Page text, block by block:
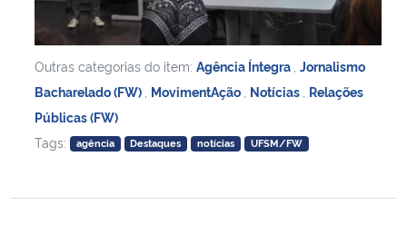
Outras categorias do item: Agência Íntegra
Jornalismo
Bacharelado (FW) MovimentAção Notícias Relações
Públicas (FW)
Tags:
agência Destaques notícias UFSM/FW